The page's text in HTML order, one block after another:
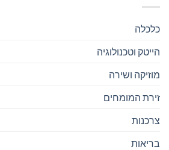
כלכלה
הייטק וטכנולוגיה
מוזיקה ושירה
זירת המומחים
צרכנות
בריאות